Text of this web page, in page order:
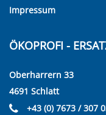
Impressum
ÖKOPROFI -
Oberharrern 33
4691 Schlatt
+43 (0) 7673 / 307